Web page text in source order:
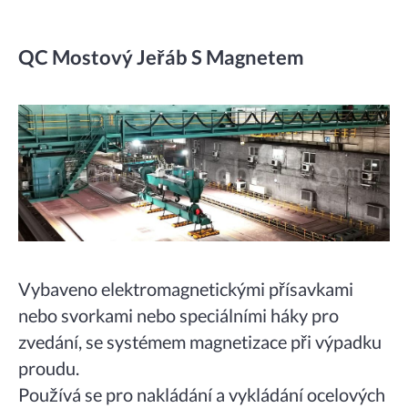
QC Mostový Jeřáb S Magnetem
Vybaveno elektromagnetickými přísavkami
nebo svorkami nebo speciálními háky pro
zvedání, se systémem magnetizace při výpadku
proudu.
Používá se pro nakládání a vykládání ocelových